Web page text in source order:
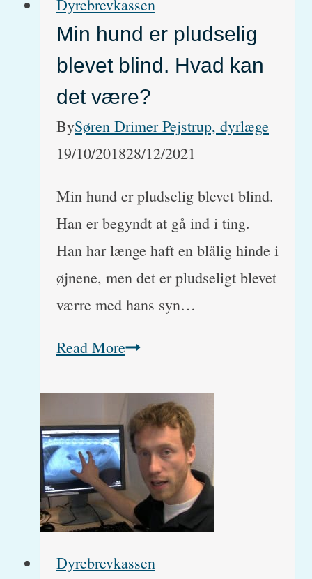
Dyrebrevkassen
Min hund er pludselig
blevet blind. Hvad kan
det være?
BySøren Drimer Pejstrup, dyrlæge
19/10/201828/12/2021
Min hund er pludselig blevet blind.
Han er begyndt at gå ind i ting.
Han har længe haft en blålig hinde i
øjnene, men det er pludseligt blevet
værre med hans syn…
Read MoreMin
pludselig
blevet
blind.
Hvad
kan
det
Dyrebrevkassen